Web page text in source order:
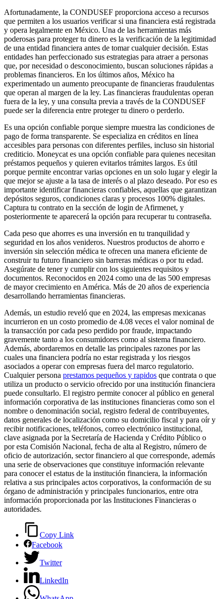
Afortunadamente, la CONDUSEF proporciona acceso a recursos
que permiten a los usuarios verificar si una financiera está registrada
y opera legalmente en México. Una de las herramientas más
poderosas para proteger tu dinero es la verificación de la legitimidad
de una entidad financiera antes de tomar cualquier decisión. Estas
entidades han perfeccionado sus estrategias para atraer a personas
que, por necesidad o desconocimiento, buscan soluciones rápidas a
problemas financieros. En los últimos años, México ha
experimentado un aumento preocupante de financieras fraudulentas
que operan al margen de la ley. Las financieras fraudulentas operan
fuera de la ley, y una consulta previa a través de la CONDUSEF
puede ser la diferencia entre proteger tu dinero o perderlo.
Es una opción confiable porque siempre muestra las condiciones de
pago de forma transparente. Se especializa en créditos en línea
accesibles para personas con diferentes perfiles, incluso sin historial
crediticio. Moneycat es una opción confiable para quienes necesitan
préstamos pequeños y quieren evitarlos trámites largos. Es útil
porque permite encontrar varias opciones en un solo lugar y elegir la
que mejor se ajuste a la tasa de interés o al plazo deseado. Por eso es
importante identificar financieras confiables, aquellas que garantizan
depósitos seguros, condiciones claras y procesos 100% digitales.
Captura tu contrato en la sección de login de Afirmenet, y
posteriormente te aparecerá la opción para recuperar tu contraseña.
Cada peso que ahorres es una inversión en tu tranquilidad y
seguridad en los años venideros. Nuestros productos de ahorro e
inversión sin selección médica te ofrecen una manera eficiente de
construir tu futuro financiero sin barreras médicas o por tu edad.
Asegúrate de tener y cumplir con los siguientes requisitos y
documentos. Reconocidos en 2024 como una de las 500 empresas
de mayor crecimiento en América. Más de 20 años de experiencia
desarrollando herramientas financieras.
Además, un estudio reveló que en 2024, las empresas mexicanas
incurrieron en un costo promedio de 4.08 veces el valor nominal de
la transacción por cada peso perdido por fraude, impactando
gravemente tanto a los consumidores como al sistema financiero.
Además, abordaremos en detalle las principales razones por las
cuales una financiera podría no estar registrada y los riesgos
asociados a operar con empresas fuera del marco regulatorio.
Cualquier persona prestamos pequeños y rapidos que contrata o que
utiliza un producto o servicio ofrecido por una institución financiera
puede consultarlo. El registro permite conocer al público en general
información corporativa de las instituciones financieras como son el
nombre o denominación social, registro federal de contribuyentes,
datos generales de localización como su domicilio fiscal y para oír y
recibir notificaciones, teléfonos, correo electrónico institucional,
clave asignada por la Secretaría de Hacienda y Crédito Público o
por esta Comisión Nacional, fecha de alta al Registro, número de
oficio de autorización, sector financiero al que corresponde, además
una serie de observaciones que constituye información relevante
para conocer el estatus de la institución financiera, la información
relativa a sus principales actos corporativos, la conformación de su
órgano de administración y principales funcionarios, entre otra
información proporcionada por las Instituciones Financieras o
autoridades.
Copy Link
Facebook
Twitter
LinkedIn